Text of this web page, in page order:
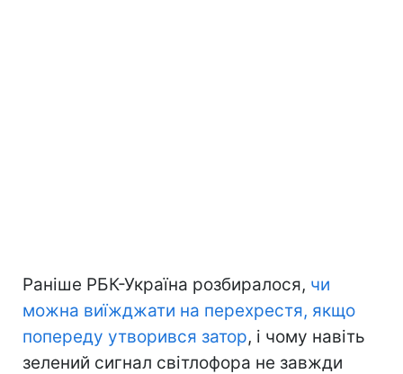
Раніше РБК-Україна розбиралося, чи
можна виїжджати на перехрестя, якщо
попереду утворився затор, і чому навіть
зелений сигнал світлофора не завжди